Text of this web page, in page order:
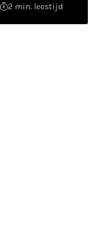
2 min. leestijd